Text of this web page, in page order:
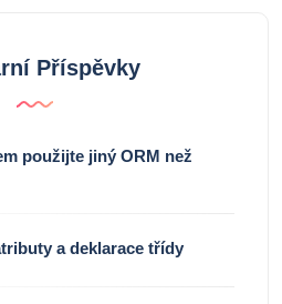
Příspěvky
použijte jiný ORM než
a deklarace třídy